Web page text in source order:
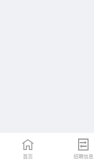
首页 招聘信息